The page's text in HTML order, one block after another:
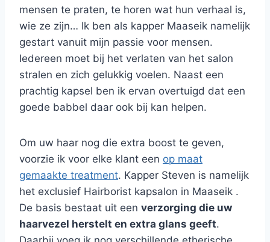
mensen te praten, te horen wat hun verhaal is,
wie ze zijn… Ik ben als kapper Maaseik namelijk
gestart vanuit mijn passie voor mensen.
Iedereen moet bij het verlaten van het salon
stralen en zich gelukkig voelen. Naast een
prachtig kapsel ben ik ervan overtuigd dat een
goede babbel daar ook bij kan helpen.
Om uw haar nog die extra boost te geven,
voorzie ik voor elke klant een op maat
gemaakte treatment. Kapper Steven is namelijk
het exclusief Hairborist kapsalon in Maaseik .
De basis bestaat uit een verzorging die uw
haarvezel herstelt en extra glans geeft.